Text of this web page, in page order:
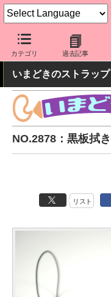
カテゴリ 過去記事
ケータイ Watch 周辺機器
いまどきのストラップ
NO.2878：黒板拭
リスト